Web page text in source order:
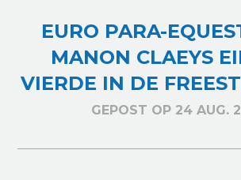
EURO PARA-
MANON CLAEYS
VIERDE IN DE
GEPOST OP 24 AUG.